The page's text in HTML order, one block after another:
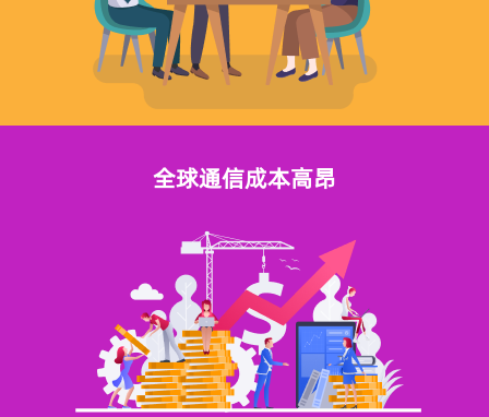
全球通信成本高昂